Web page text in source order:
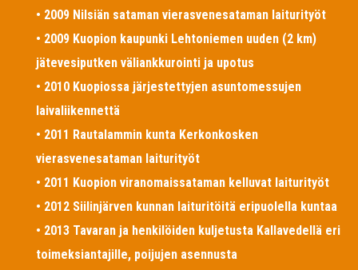
• 2009 Nilsiän sataman vierasvenesataman laiturityöt
• 2009 Kuopion kaupunki Lehtoniemen uuden (2 km)
jätevesiputken väliankkurointi ja upotus
• 2010 Kuopiossa järjestettyjen asuntomessujen
laivaliikennettä
• 2011 Rautalammin kunta Kerkonkosken
vierasvenesataman laiturityöt
• 2011 Kuopion viranomaissataman kelluvat laiturityöt
• 2012 Siilinjärven kunnan laituritöitä eripuolella kuntaa
• 2013 Tavaran ja henkilöiden kuljetusta Kallavedellä eri
toimeksiantajille, poijujen asennusta